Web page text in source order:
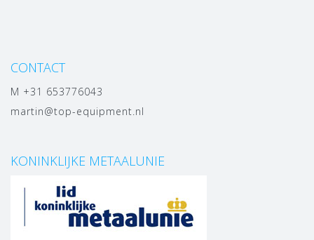
CONTACT
M +31 653776043
martin@top-equipment.nl
KONINKLIJKE METAALUNIE